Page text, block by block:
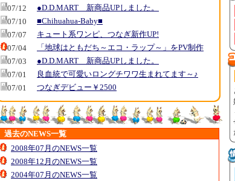
07/12
●D.D.MART 新商品UPしました。
07/10
■Chihuahua-Baby■
07/07
キュート系ワンピ、つなぎ新作UP!
07/04
「地球はともだち～エコ・ラップ～」をPV制作
07/03
●D.D.MART 新商品UPしました。
07/01
良血統で可愛いロングチワワ生まれてます～♪
07/01
つなぎデビュー￥2500
過去のNEWS一覧
2008年07月のNEWS一覧
2008年12月のNEWS一覧
2004年07月のNEWS一覧